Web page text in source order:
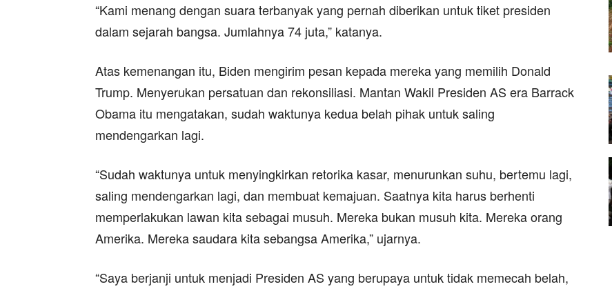
“Kami menang dengan suara terbanyak yang pernah diberikan untuk tiket presiden
dalam sejarah bangsa. Jumlahnya 74 juta,” katanya.
Atas kemenangan itu, Biden mengirim pesan kepada mereka yang memilih Donald
Trump. Menyerukan persatuan dan rekonsiliasi. Mantan Wakil Presiden AS era Barrack
Obama itu mengatakan, sudah waktunya kedua belah pihak untuk saling
mendengarkan lagi.
“Sudah waktunya untuk menyingkirkan retorika kasar, menurunkan suhu, bertemu lagi,
saling mendengarkan lagi, dan membuat kemajuan. Saatnya kita harus berhenti
memperlakukan lawan kita sebagai musuh. Mereka bukan musuh kita. Mereka orang
Amerika. Mereka saudara kita sebangsa Amerika,” ujarnya.
“Saya berjanji untuk menjadi Presiden AS yang berupaya untuk tidak memecah belah,